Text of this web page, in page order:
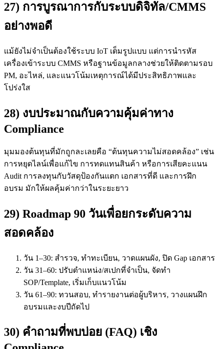
27) การบูรณาการกับระบบดิจิทัล/CMMS
อย่างพอดี
แม้ยังไม่จำเป็นต้องใช้ระบบ IoT เต็มรูปแบบ แต่การนำรหัส
เครื่องเข้าระบบ CMMS หรือฐานข้อมูลกลางช่วยให้ติดตามรอบ
PM, อะไหล่, และแนวโน้มเหตุการณ์ได้มีประสิทธิภาพและ
โปร่งใส
28) งบประมาณกับความคุ้มค่าทาง
Compliance
มุมมองต้นทุนที่มักถูกละเลยคือ “ต้นทุนความไม่สอดคล้อง” เช่น
การหยุดไลน์เพื่อแก้ไข การทดแทนสินค้า หรือการเสียคะแนน
Audit การลงทุนกับวัสดุป้องกันแตก เอกสารที่ดี และการฝึก
อบรม มักให้ผลคุ้มค่ากว่าในระยะยาว
29) Roadmap 90 วันเพื่อยกระดับความ
สอดคล้อง
วัน 1–30: สำรวจ, ทำทะเบียน, วาดแผนผัง, ปิด Gap เอกสาร
วัน 31–60: ปรับตำแหน่ง/สเปกที่จำเป็น, จัดทำ
SOP/Template, เริ่มเก็บแนวโน้ม
วัน 61–90: ทวนสอบ, ทำรายงานต่อผู้บริหาร, วางแผนฝึก
อบรมและงบปีถัดไป
30) คำถามที่พบบ่อย (FAQ) เชิง